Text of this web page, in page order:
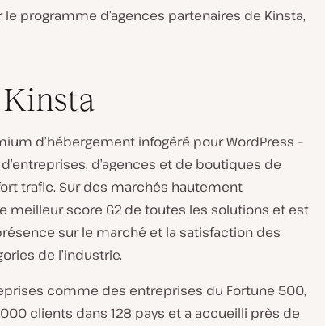
programme d’agences partenaires de Kinsta,
d’hébergement infogéré pour WordPress –
d’agences et de boutiques de
trafic. Sur des marchés hautement
meilleur score G2 de toutes les solutions et est
sur le marché et la satisfaction des
de l’industrie.
comme des entreprises du Fortune 500,
clients dans 128 pays et a accueilli près de